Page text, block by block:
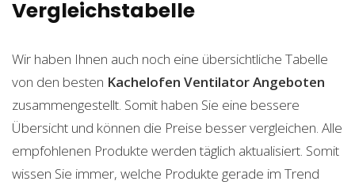
Vergleichstabelle
Wir haben Ihnen auch noch eine übersichtliche Tabelle
von den besten Kachelofen VentilatorAngeboten
zusammengestellt. Somit haben Sie eine bessere
Übersicht und können die Preise besser vergleichen. Alle
empfohlenen Produkte werden täglich aktualisiert. Somit
wissen Sie immer, welche Produkte gerade im Trend